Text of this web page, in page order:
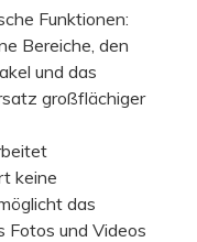
Funktionen:
Bereiche, den
und das
großflächiger
keine
das
Fotos und Videos